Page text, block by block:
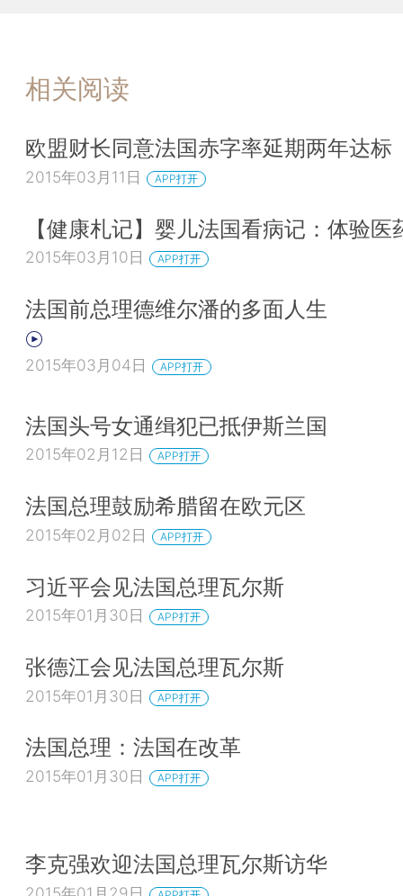
相关阅读
欧盟财长同意法国赤字率延期两年达标
2015年03月11日 APP打开
【健康札记】婴儿法国看病记：体验医
2015年03月10日 APP打开
法国前总理德维尔潘的多面人生
2015年03月04日 APP打开
法国头号女通缉犯已抵伊斯兰国
2015年02月12日 APP打开
法国总理鼓励希腊留在欧元区
2015年02月02日 APP打开
习近平会见法国总理瓦尔斯
2015年01月30日 APP打开
张德江会见法国总理瓦尔斯
2015年01月30日 APP打开
法国总理：法国在改革
2015年01月30日 APP打开
李克强欢迎法国总理瓦尔斯访华